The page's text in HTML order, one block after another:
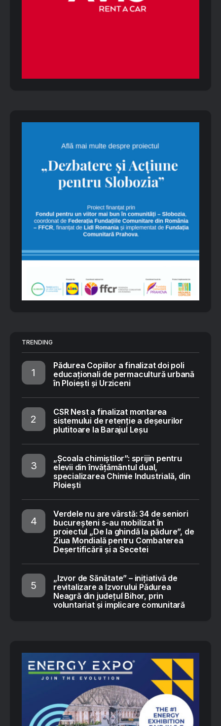
TRENDING
Pădurea Copiilor a finalizat doi poli
educaționali de permacultură urbană
în Ploiești și Urziceni
CSR Nest a finalizat montarea
sistemului de retenție a deșeurilor
plutitoare la Barajul Leșu
„Școala chimiștilor”: sprijin pentru
elevii din învățământul dual,
specializarea Chimie Industrială, din
Ploiești
Verdele nu are vârstă: 34 de seniori
bucureșteni s-au mobilizat în
proiectul „De la ghindă la pădure”, de
Ziua Mondială pentru Combaterea
Deșertificării și a Secetei
„Izvor de Sănătate” – inițiativă de
revitalizare a Izvorului Pădurea
Neagră din județul Bihor, prin
voluntariat și implicare comunitară